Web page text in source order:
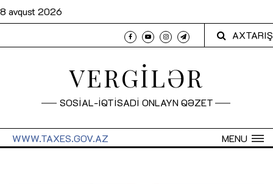
8 avqust 2026
AXTARIŞ
VERGİLƏR
SOSİAL-İQTİSADİ ONLAYN QƏZET
MENU
WWW.TAXES.GOV.AZ